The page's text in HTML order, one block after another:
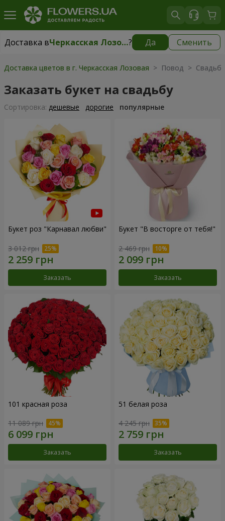
Доставка в Черкасская Лозовая? Да Сменить
Доставка вЧеркасская Лозовая бесплатно
Доставка цветов в г. Черкасская Лозовая > Повод > Свадьба
Заказать букет на свадьбу
Cортировка: дешевые дорогие популярные
Букет роз "Карнавал любви"
3 012 грн
Заказать
Букет "В восторге от тебя!"
2 469 грн
Заказать
101 красная роза
11 089 грн
Заказать
51 белая роза
4 245 грн
Заказать